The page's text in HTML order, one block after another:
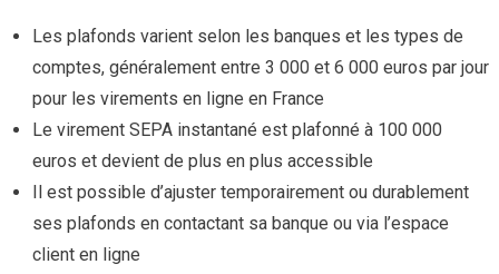
Les plafonds varient selon les banques et les types de
comptes, généralement entre 3 000 et 6 000 euros par jour
pour les virements en ligne en France
Le virement SEPA instantané est plafonné à 100 000
euros et devient de plus en plus accessible
Il est possible d’ajuster temporairement ou durablement
ses plafonds en contactant sa banque ou via l’espace
client en ligne